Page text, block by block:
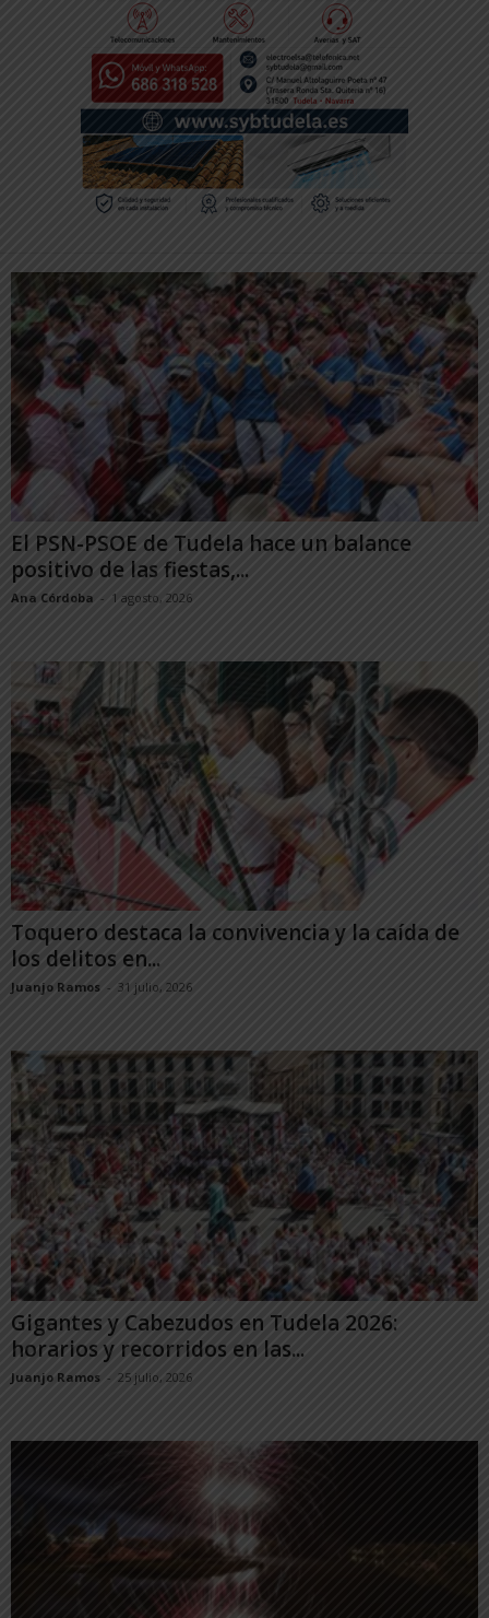
El PSN-PSOE de Tudela hace un balance
positivo de las fiestas,...
Ana Córdoba - 1 agosto, 2026
Toquero destaca la convivencia y la caída de
los delitos en...
Juanjo Ramos - 31 julio, 2026
Gigantes y Cabezudos en Tudela 2026:
horarios y recorridos en las...
Juanjo Ramos - 25 julio, 2026